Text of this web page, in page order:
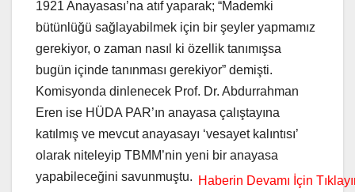
1921 Anayasası’na atıf yaparak; “Mademki
bütünlüğü sağlayabilmek için bir şeyler yapmamız
gerekiyor, o zaman nasıl ki özellik tanımışsa
bugün içinde tanınması gerekiyor” demişti.
Komisyonda dinlenecek Prof. Dr. Abdurrahman
Eren ise HÜDA PAR’ın anayasa çalıştayına
katılmış ve mevcut anayasayı ‘vesayet kalıntısı’
olarak niteleyip TBMM’nin yeni bir anayasa
yapabileceğini savunmuştu.